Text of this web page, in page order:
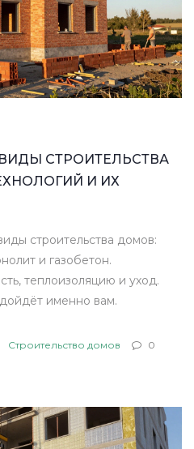
СТРОИТЕЛЬСТВА
И ИХ
строительства домов:
и газобетон.
теплоизоляцию и уход.
именно вам.
Строительство домов 0